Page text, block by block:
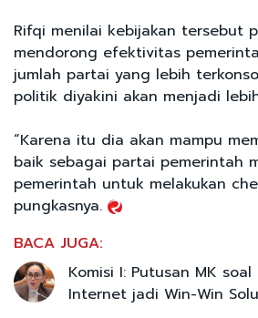
Rifqi menilai kebijakan tersebut
mendorong efektivitas
jumlah partai yang lebih
politik diyakini akan menjadi
“Karena itu dia akan mampu
baik sebagai partai pemerintah
pemerintah untuk melakukan
pungkasnya.
BACA JUGA:
Komisi I: Putusan MK soal
Internet jadi Win-Win